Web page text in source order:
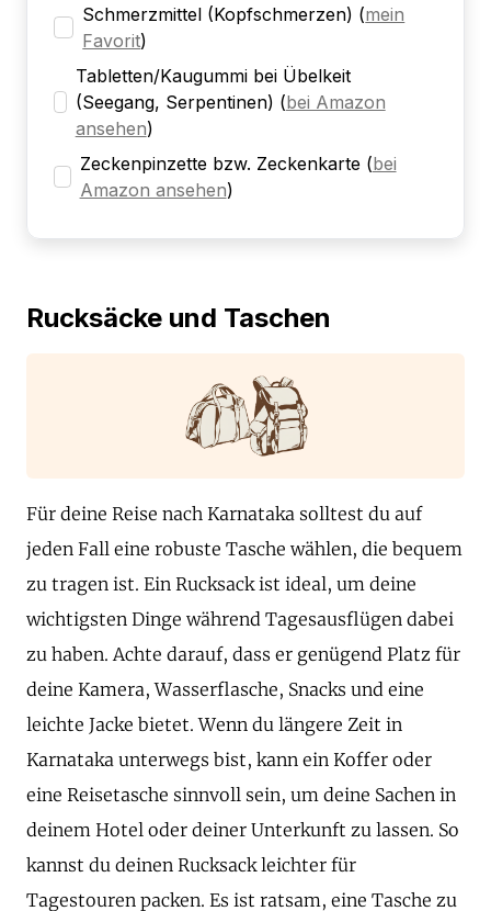
Schmerzmittel (Kopfschmerzen) (mein
Favorit)
Tabletten/Kaugummi bei Übelkeit
(Seegang, Serpentinen) (bei Amazon
ansehen)
Zeckenpinzette bzw. Zeckenkarte (bei
Amazon ansehen)
Rucksäcke und Taschen
Für deine Reise nach Karnataka solltest du auf
jeden Fall eine robuste Tasche wählen, die bequem
zu tragen ist. Ein Rucksack ist ideal, um deine
wichtigsten Dinge während Tagesausflügen dabei
zu haben. Achte darauf, dass er genügend Platz für
deine Kamera, Wasserflasche, Snacks und eine
leichte Jacke bietet. Wenn du längere Zeit in
Karnataka unterwegs bist, kann ein Koffer oder
eine Reisetasche sinnvoll sein, um deine Sachen in
deinem Hotel oder deiner Unterkunft zu lassen. So
kannst du deinen Rucksack leichter für
Tagestouren packen. Es ist ratsam, eine Tasche zu